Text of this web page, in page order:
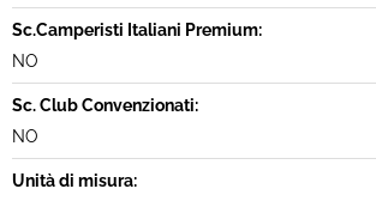
Sc.Camperisti Italiani Premium:
NO
Sc. Club Convenzionati:
NO
Unità di misura: